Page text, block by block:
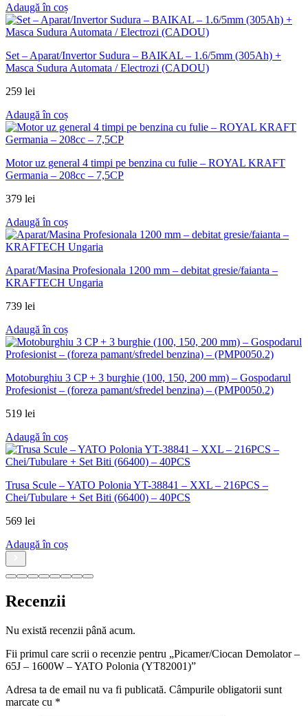
Adaugă în coș
Set – Aparat/Invertor Sudura – BAIKAL – 1.6/5mm (305Ah) +
Masca Sudura Automata / Electrozi (CADOU)
259 lei
Adaugă în coș
Motor uz general 4 timpi pe benzina cu fulie – ROYAL KRAFT
Germania – 208cc – 7,5CP
379 lei
Adaugă în coș
Aparat/Masina Profesionala 1200 mm – debitat gresie/faianta –
KRAFTECH Ungaria
739 lei
Adaugă în coș
Motoburghiu 3 CP + 3 burghie (100, 150, 200 mm) – Gospodarul
Profesionist – (foreza pamant/sfredel benzina) – (PMP0050.2)
519 lei
Adaugă în coș
Trusa Scule – YATO Polonia YT-38841 – XXL – 216PCS –
Chei/Tubulare + Set Biti (66400) – 40PCS
569 lei
Adaugă în coș
Recenzii
Nu există recenzii până acum.
Fii primul care scrii o recenzie pentru „Picamer/Ciocan Demolator –
65J – 1600W – YATO Polonia (YT82001)”
Adresa ta de email nu va fi publicată. Câmpurile obligatorii sunt
marcate cu *